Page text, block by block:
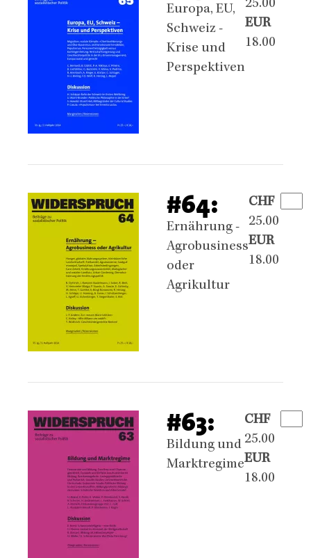
Europa, EU,
Schweiz -
Krise und
Perspektiven
25.00
EUR
18.00
#64:
Ernährung -
Agrobusiness
oder
Agrikultur
CHF
25.00
EUR
18.00
#63:
Bildung und
Marktregime
CHF
25.00
EUR
18.00